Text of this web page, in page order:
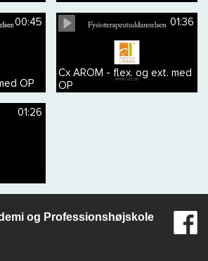
00:45
OP
01:36
Cx AROM - flex. og ext. med
OP
01:26
og Professionshøjskole